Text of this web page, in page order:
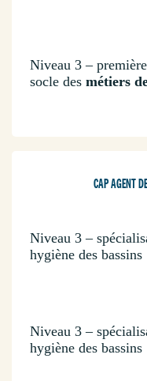
Niveau 3 –
socle des métiers
CAP AGENT
Niveau 3 –
hygiène des bassins
Niveau 3 –
hygiène des bassins